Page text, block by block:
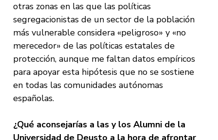
otras zonas en las que las políticas
segregacionistas de un sector de la población
más vulnerable considera «peligroso» y «no
merecedor» de las políticas estatales de
protección, aunque me faltan datos empíricos
para apoyar esta hipótesis que no se sostiene
en todas las comunidades autónomas
españolas.
¿Qué aconsejarías a las y los Alumni de la
Universidad de Deusto a la hora de afrontar